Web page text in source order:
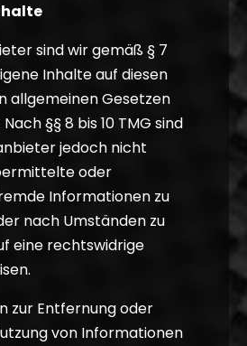
sind wir gemäß § 7
Inhalte auf diesen
allgemeinen Gesetzen
§§ 8 bis 10 TMG sind
jedoch nicht
oder
Informationen zu
nach Umständen zu
eine rechtswidrige
zur Entfernung oder
von Informationen